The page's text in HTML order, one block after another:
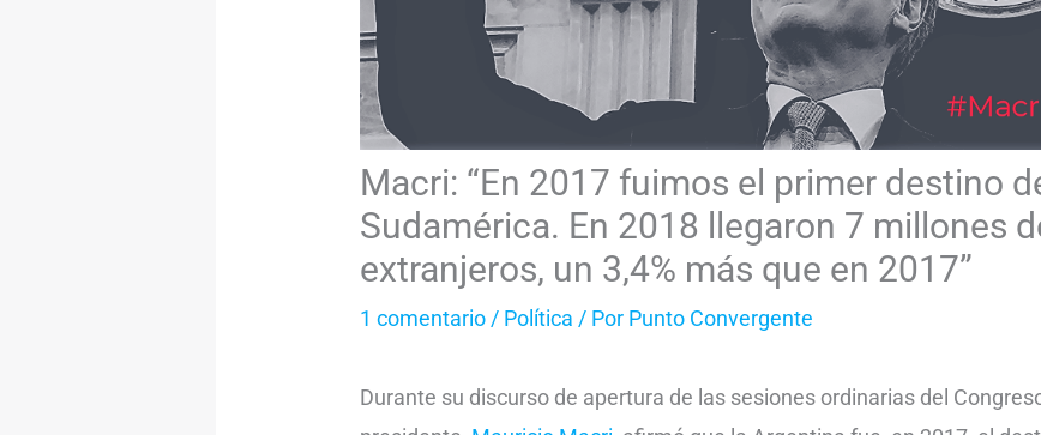
Macri: “En 2017 fuimos el primer destino
Sudamérica. En 2018 llegaron 7 millones
extranjeros, un 3,4% más que en 2017”
1 comentario / Política / Por Punto Convergente
Durante su discurso de apertura de las sesiones ordinarias del